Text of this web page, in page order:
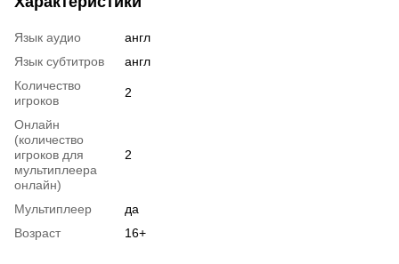
Язык аудио
англ
Язык субтитров
англ
Количество
игроков
2
Онлайн
(количество
игроков для
мультиплеера
онлайн)
2
Мультиплеер
да
Возраст
16+